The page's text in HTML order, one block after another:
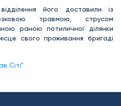
його доставили із
травмою, струсом
раною потиличної ділянки
свого проживання бригаді
Сіті"